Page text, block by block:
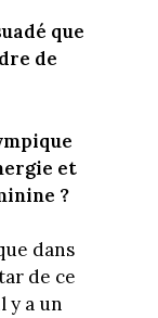
que
de
et
?
dans
de ce
y a un